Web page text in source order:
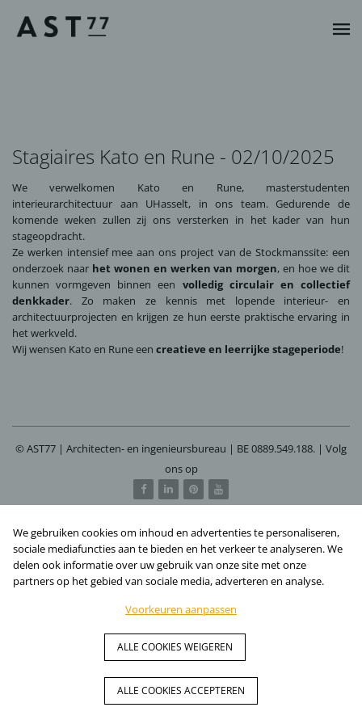
Stagiaires Kato en Rune - 02/10/2025
We verwelkomen Kato en Rune, masterstudenten
interieurarchitectuur aan UHasselt, in ons team. Gedurende de
komende weken zullen zij ons versterken in het kader van hun
stageopdracht.
Ze werken intensief mee aan ons project van de Stockmanssite: een
onderzoek naar het wonen en werken van morgen, en hoe we dit
kunnen vormgeven binnen een volledig circulair en collectief
denkkader. Zo maken ze kennis met lopende interieur- en
architectuurprojecten en krijgen ze hun eerste praktische ervaring in
het werkveld.
Wij wensen Kato en Rune een creatieve en leerrijke stageperiode!
© AST77 | Architecten- en ingenieursbureau | BE 0889.549.188. | Volg
ons op
We gebruiken cookies om inhoud en advertenties te personaliseren,
sociale mediafuncties aan te bieden en het verkeer te analyseren. We
delen ook informatie over uw gebruik van onze site met onze
partners op het gebied van sociale media, adverteren en analyse.
Voorkeuren aanpassen
ALLE COOKIES WEIGEREN
ALLE COOKIES ACCEPTEREN